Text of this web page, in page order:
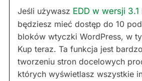
Jeśli używasz EDD w wersji 3.1
będziesz mieć dostęp do 10
bloków wtyczki WordPress, w
Kup teraz. Ta funkcja jest
tworzeniu stron docelowych
których wyświetlasz wszystkie